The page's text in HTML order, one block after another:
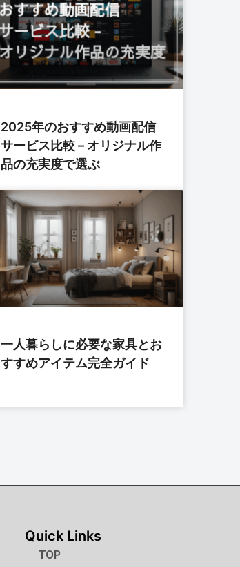
2025年のおすすめ動画配信
サービス比較 – オリジナル作
品の充実度で選ぶ
一人暮らしに必要な家具とお
すすめアイテム完全ガイド
Quick Links
TOP